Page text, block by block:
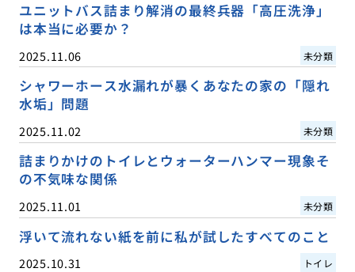
ユニットバス詰まり解消の最終兵器「高圧洗浄」
は本当に必要か？
2025.11.06 未分類
シャワーホース水漏れが暴くあなたの家の「隠れ
水垢」問題
2025.11.02 未分類
詰まりかけのトイレとウォーターハンマー現象そ
の不気味な関係
2025.11.01 未分類
浮いて流れない紙を前に私が試したすべてのこと
2025.10.31 トイレ